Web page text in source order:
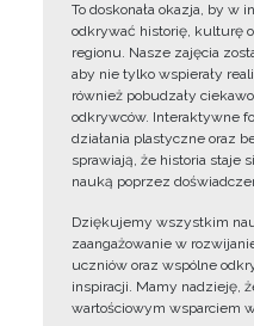
To doskonała okazja, by w
odkrywać historię, kulturę
regionu. Nasze zajęcia
aby nie tylko wspierały
również pobudzały
odkrywców. Interaktywne
działania plastyczne oraz
sprawiają, że historia staje
nauką poprzez
Dziękujemy wszystkim
zaangażowanie w
uczniów oraz wspólne
inspiracji. Mamy nadzieję,
wartościowym wsparciem